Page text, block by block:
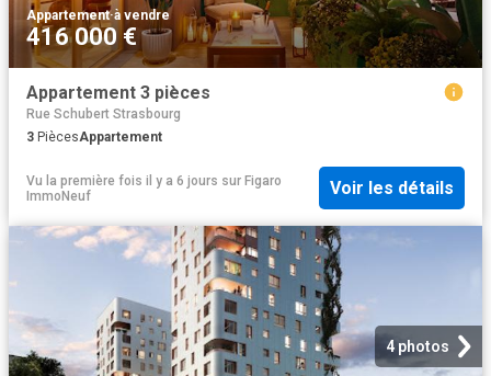
Appartement·à vendre
416 000 €
Appartement 3 pièces
Rue Schubert Strasbourg
3 PiècesAppartement
Vu la première fois il y a 6 jours sur Figaro
ImmoNeuf
Voir les détails
4 photos